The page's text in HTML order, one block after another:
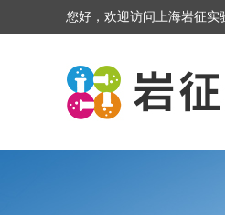
您好，欢迎访问上海岩征实